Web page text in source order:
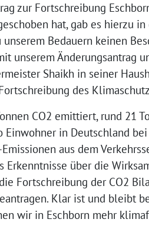
zur Fortschreibung
hat, gab es hierzu in
Bedauern keinen
unserem Änderungsantrag
Shaikh in seiner
des
CO2 emittiert, rund 21
in Deutschland
aus dem
Erkenntnisse über die
Fortschreibung der CO2
Klar ist und bleibt
wir in Eschborn mehr